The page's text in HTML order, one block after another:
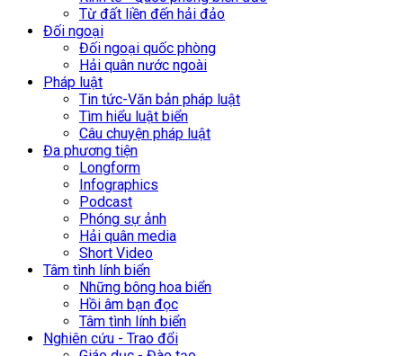
Từ đất liền đến hải đảo
Đối ngoại
Đối ngoại quốc phòng
Hải quân nước ngoài
Pháp luật
Tin tức-Văn bản pháp luật
Tìm hiểu luật biển
Câu chuyện pháp luật
Đa phương tiện
Longform
Infographics
Podcast
Phóng sự ảnh
Hải quân media
Short Video
Tâm tình lính biển
Những bông hoa biển
Hồi âm bạn đọc
Tâm tình lính biển
Nghiên cứu - Trao đổi